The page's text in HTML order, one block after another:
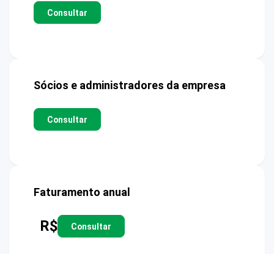
Consultar
Sócios e administradores da empresa
Consultar
Faturamento anual
R$ Consultar